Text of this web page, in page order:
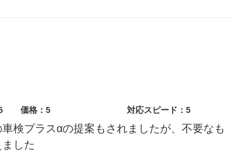
価格：5 対応スピード：5
検プラスαの提案もされましたが、不要なも
した